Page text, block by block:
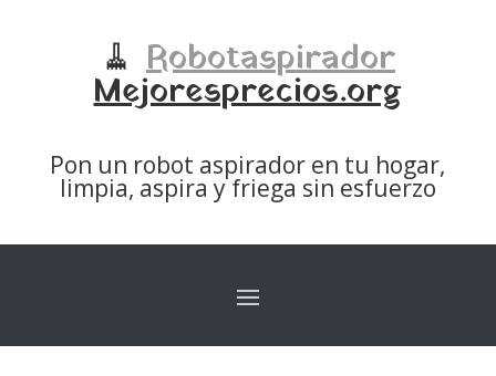
🧹 Robotaspirador
Mejoresprecios.org
Pon un robot aspirador en tu hogar,
limpia, aspira y friega sin esfuerzo